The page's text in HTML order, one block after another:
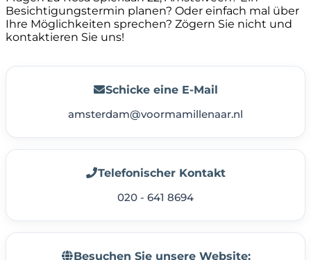
Besichtigungstermin planen? Oder einfach mal über
Ihre Möglichkeiten sprechen? Zögern Sie nicht und
kontaktieren Sie uns!
Schicke eine E-Mail
amsterdam@voormamillenaar.nl
Telefonischer Kontakt
020 - 641 8694
Besuchen Sie unsere Website: